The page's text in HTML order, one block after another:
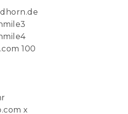
100
x